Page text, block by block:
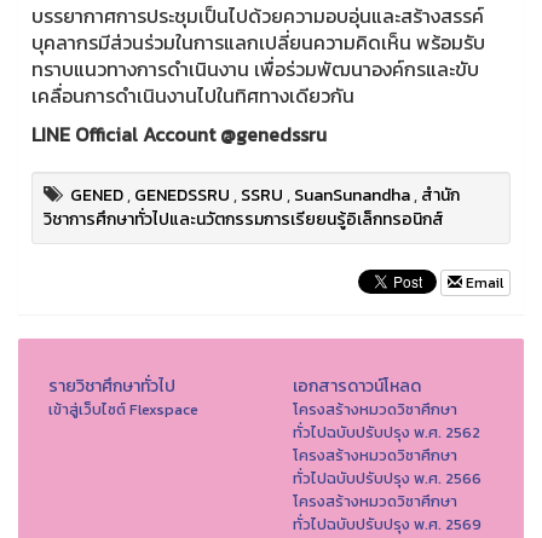
บรรยากาศการประชุมเป็นไปด้วยความอบอุ่นและสร้างสรรค์
บุคลากรมีส่วนร่วมในการแลกเปลี่ยนความคิดเห็น พร้อมรับ
ทราบแนวทางการดำเนินงาน เพื่อร่วมพัฒนาองค์กรและขับ
เคลื่อนการดำเนินงานไปในทิศทางเดียวกัน
LINE Official Account @genedssru
GENED,GENEDSSRU,SSRU,SuanSunandha,สำนัก
วิชาการศึกษาทั่วไปและนวัตกรรมการเรียยนรู้อิเล็กทรอนิกส์
Email
รายวิชาศึกษาทั่วไป
เข้าสู่เว็บไซต์ Flexspace
เอกสารดาวน์โหลด
โครงสร้างหมวดวิชาศึกษา
ทั่วไปฉบับปรับปรุง พ.ศ. 2562
โครงสร้างหมวดวิชาศึกษา
ทั่วไปฉบับปรับปรุง พ.ศ. 2566
โครงสร้างหมวดวิชาศึกษา
ทั่วไปฉบับปรับปรุง พ.ศ. 2569